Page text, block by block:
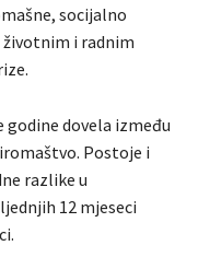
socijalno
životnim i radnim
godine dovela između
Postoje i
razlike u
12 mjeseci